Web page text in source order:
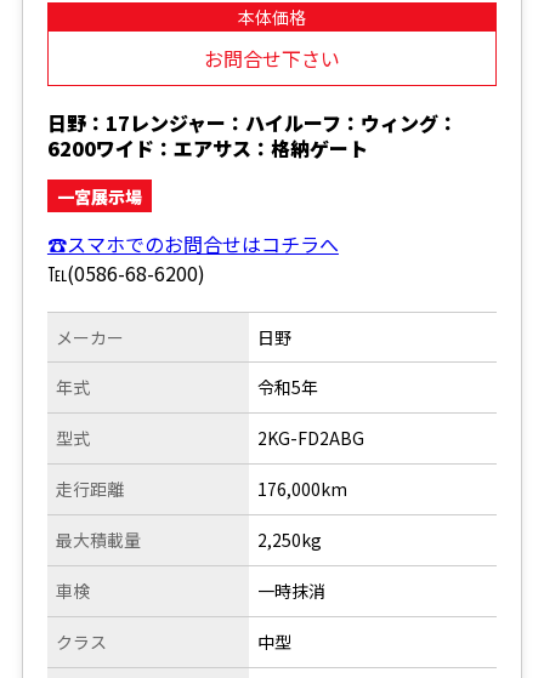
本体価格
お問合せ下さい
日野：17レンジャー：ハイルーフ：ウィング：
6200ワイド：エアサス：格納ゲート
一宮展示場
☎スマホでのお問合せはコチラへ
℡(0586-68-6200)
メーカー
年式
型式
走行距離
日野
令和5年
2KG-FD2ABG
176,000km
最大積載量
車検
クラス
2,250kg
一時抹消
中型